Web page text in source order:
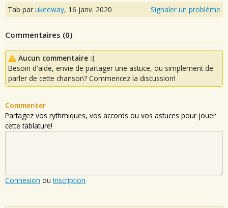
Tab par ukeeway, 16 janv. 2020 Signaler un problème
Commentaires (0)
Aucun commentaire :(
Besoin d'aide, envie de partager une astuce, ou simplement de
parler de cette chanson? Commencez la discussion!
Commenter
Partagez vos rythmiques, vos accords ou vos astuces pour jouer
cette tablature!
Connexion ou Inscription